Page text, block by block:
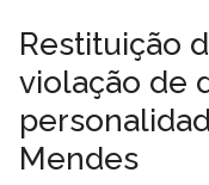
Restituição
violação de
Mendes